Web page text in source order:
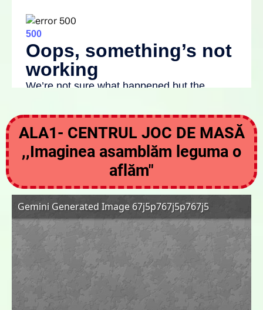
ALA1- CENTRUL JOC DE MASĂ
,,Imaginea asamblăm leguma o
aflăm"